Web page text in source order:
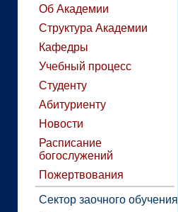
Об Академии
Структура Академии
Кафедры
Учебный процесс
Студенту
Абитуриенту
Новости
Расписание
богослужений
Пожертвования
Сектор заочного обучения